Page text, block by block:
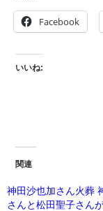
Facebook
いいね:
関連
神田沙也加さん火葬
さんと松田聖子さん